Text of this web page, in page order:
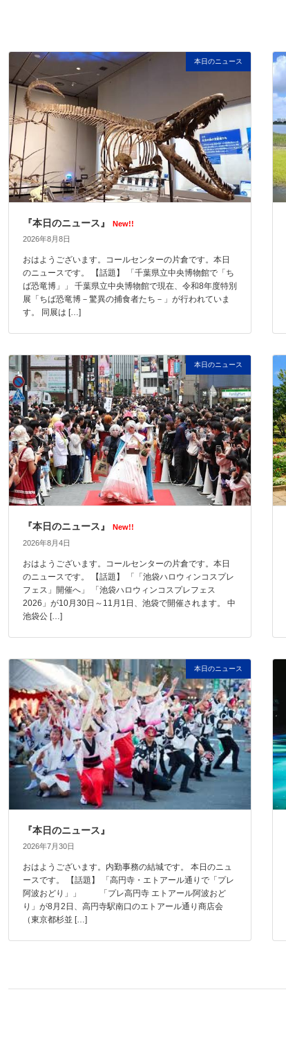
本日のニュース
『本日のニュース』
New!!
2026年8月8日
おはようございます。コールセンターの片倉です。本日
のニュースです。 【話題】 「千葉県立中央博物館で「ち
ば恐竜博」」 千葉県立中央博物館で現在、令和8年度特別
展「ちば恐竜博－驚異の捕食者たち－」が行われていま
す。 同展は […]
本日のニュース
『本日のニュース』
New!!
2026年8月4日
おはようございます。コールセンターの片倉です。本日
のニュースです。 【話題】 「「池袋ハロウィンコスプレ
フェス」開催へ」 「池袋ハロウィンコスプレフェス
2026」が10月30日～11月1日、池袋で開催されます。 中
池袋公 […]
本日のニュース
『本日のニュース』
2026年7月30日
おはようございます。内勤事務の結城です。 本日のニュ
ースです。 【話題】 「高円寺・エトアール通りで「プレ
阿波おどり」」 「プレ高円寺 エトアール阿波おど
り」が8月2日、高円寺駅南口のエトアール通り商店会
（東京都杉並 […]